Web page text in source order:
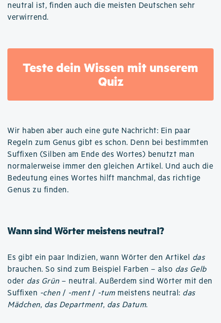
neutral ist, finden auch die meisten Deutschen sehr
verwirrend.
Teste dein Wissen mit unserem
Quiz
Wir haben aber auch eine gute Nachricht: Ein paar
Regeln zum Genus gibt es schon. Denn bei bestimmten
Suffixen (Silben am Ende des Wortes) benutzt man
normalerweise immer den gleichen Artikel. Und auch die
Bedeutung eines Wortes hilft manchmal, das richtige
Genus zu finden.
Wann sind Wörter meistens neutral?
Es gibt ein paar Indizien, wann Wörter den Artikel das
brauchen. So sind zum Beispiel Farben – also das Gelb
oder das Grün – neutral. Außerdem sind Wörter mit den
Suffixen -chen / -ment/ -tummeistens neutral: das
Mädchen, das Department, das Datum.